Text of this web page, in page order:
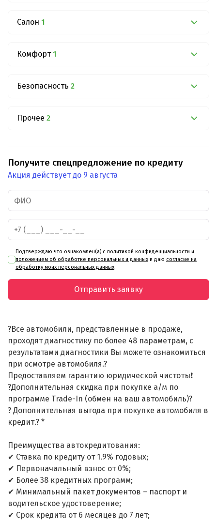
Салон 1
Комфорт 1
Безопасность 2
Прочее 2
Получите спецпредложение по кредиту
Акция действует до 9 августа
Подтверждаю что ознакомлен(а) с политикой конфиденциальности и
положением об обработке персональных и данных и даю согласие на
обработку моих персональных данных
Отправить заявку
?Все автомобили, представленные в продаже,
проходят диагностику по более 48 параметрам, с
результатами диагностики Вы можете ознакомиться
при осмотре автомобиля.?
Предоставляем гарантию юридической чистоты❗
?Дополнительная скидка при покупке а/м по
программе Trade-In (обмен на ваш автомобиль)?
? Дополнительная выгода при покупке автомобиля в
кредит.? *
Преимущества автокредитования:
✔ Ставка по кредиту от 1.9% годовых;
✔ Первоначальный взнос от 0%;
✔ Более 38 кредитных программ;
✔ Минимальный пакет документов – паспорт и
водительское удостоверение;
✔ Срок кредита от 6 месяцев до 7 лет;